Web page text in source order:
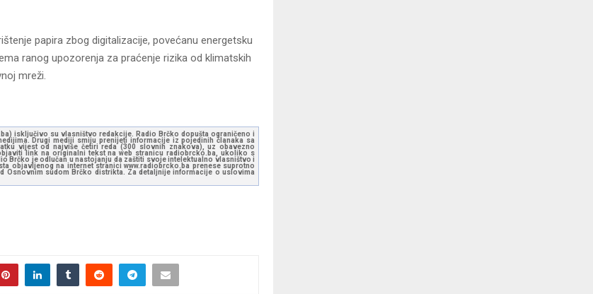
papira zbog digitalizacije, povećanu energetsku
ranog upozorenja za praćenje rizika od klimatskih
mreži.
isključivo su vlasništvo redakcije. Radio Brčko dopušta ograničeno i
Drugi mediji smiju prenijeti informacije iz pojedinih članaka sa
vijest od najviše četiri reda (300 slovnih znakova), uz obavezno
link na originalni tekst na web stranicu radiobrcko.ba, ukoliko s
Brčko je odlučan u nastojanju da zaštiti svoje intelektualno vlasništvo i
na internet stranici www.radiobrcko.ba prenese suprotno
Osnovnim sudom Brčko distrikta. Za detaljnije informacije o uslovima